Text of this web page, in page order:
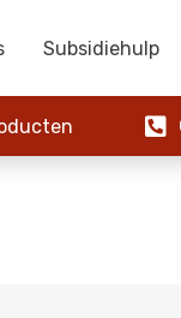
Subsidiehulp
